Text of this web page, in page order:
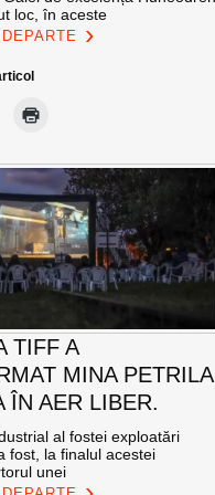
loc, în aceste
TIFF A
MINA PETRILA
ÎN AER LIBER.
al fostei exploatări
fost, la finalul acestei
unei